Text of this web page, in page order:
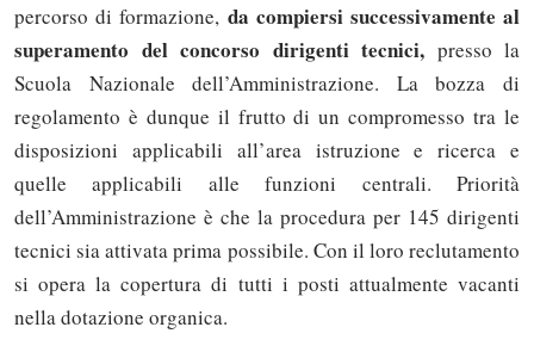
percorso di formazione, da compiersi successivamente al
superamento del concorso dirigenti tecnici, presso la
Scuola Nazionale dell’Amministrazione. La bozza di
regolamento è dunque il frutto di un compromesso tra le
disposizioni applicabili all’area istruzione e ricerca e
quelle applicabili alle funzioni centrali. Priorità
dell’Amministrazione è che la procedura per 145 dirigenti
tecnici sia attivata prima possibile. Con il loro reclutamento
si opera la copertura di tutti i posti attualmente vacanti
nella dotazione organica.